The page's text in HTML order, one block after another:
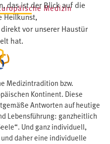
Medizin
das ist der Blick auf die
Heilkunst,
vor unserer Haustür
hat.
Medizintradition bzw.
Kontinent. Diese
Antworten auf heutige
Lebensführung: ganzheitlich
Und ganz individuell,
daher eine individuelle